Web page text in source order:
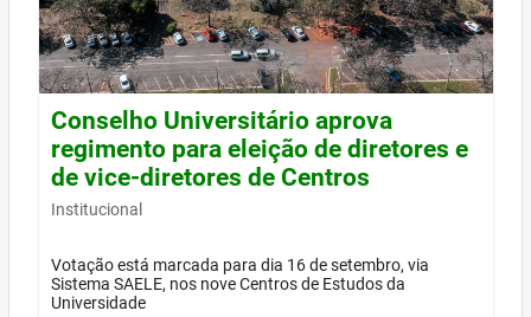
Conselho Universitário aprova
regimento para eleição de diretores e
de vice-diretores de Centros
Institucional
Votação está marcada para dia 16 de setembro, via
Sistema SAELE, nos nove Centros de Estudos da
Universidade